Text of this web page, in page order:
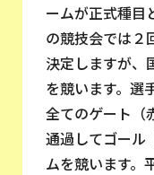
ームが正式種目
の競技会では２
決定しますが、
を競います。選
全てのゲート（
通過してゴール
ムを競います。